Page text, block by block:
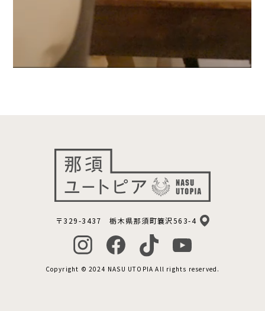
〒329-3437 栃木県那須町簔沢563-4
Copyright © 2024 NASU UTOPIA All rights reserved.